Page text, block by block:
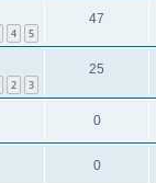
4 5
47
2 3
25
0
0